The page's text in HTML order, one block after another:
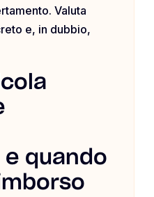
Valuta
e, in dubbio,
quando